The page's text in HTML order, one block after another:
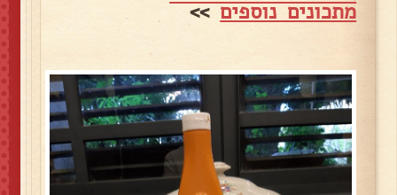
מתכונים נוספים>>